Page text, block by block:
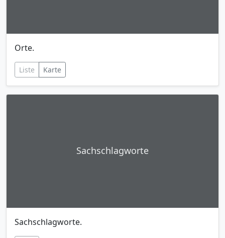
Orte.
Liste Karte
Sachschlagworte
Sachschlagworte.